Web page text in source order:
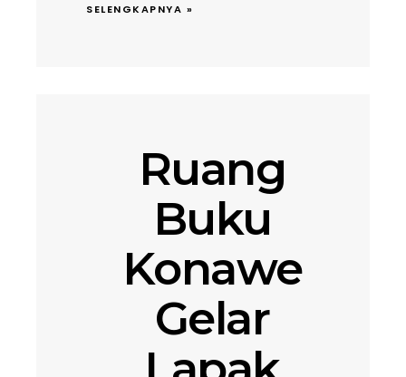
SELENGKAPNYA »
Ruang
Buku
Konawe
Gelar